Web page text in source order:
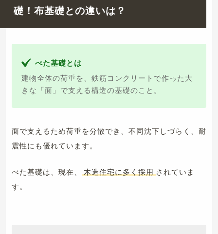
礎！布基礎との違いは？
べた基礎とは
建物全体の荷重を、鉄筋コンクリートで作った大
きな「面」で支える構造の基礎のこと。
面で支えるため荷重を分散でき、不同沈下しづらく、耐
震性にも優れています。
べた基礎は、現在、 木造住宅に多く採用 されていま
す。